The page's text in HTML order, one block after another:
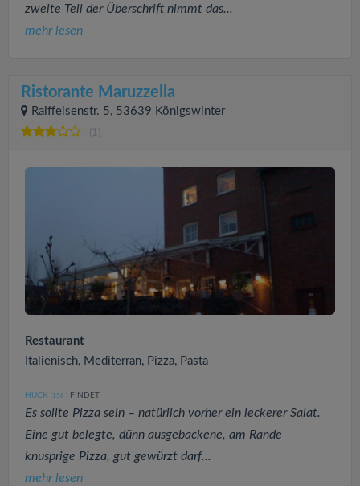
zweite Teil der Überschrift nimmt das...
mehr lesen
Ristorante Maruzzella
Raiffeisenstr. 5, 53639 Königswinter
(1)
Restaurant
Italienisch, Mediterran, Pizza, Pasta
HUCK (158 ) FINDET:
Es sollte Pizza sein – natürlich vorher ein leckerer Salat.
Eine gut belegte, dünn ausgebackene, am Rande
knusprige Pizza, gut gewürzt darf...
mehr lesen